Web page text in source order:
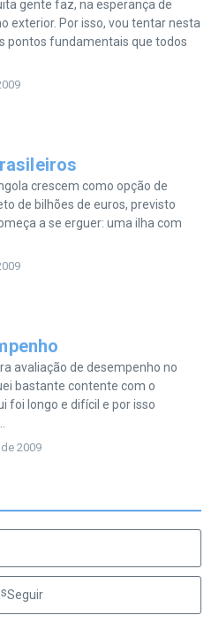
gente faz, na esperança de
exterior. Por isso, vou tentar nesta
pontos fundamentais que todos
crescem como opção de
de bilhões de euros, previsto
a se erguer: uma ilha com
avaliação de desempenho no
bastante contente com o
foi longo e difícil e por isso
2009
Seguir